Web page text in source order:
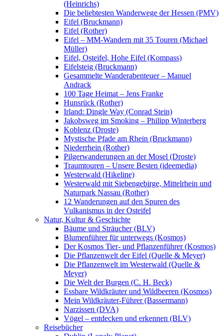
(Heinrichs)
Die beliebtesten Wanderwege der Hessen (PMV)
Eifel (Bruckmann)
Eifel (Rother)
Eifel – MM-Wandern mit 35 Touren (Michael
Müller)
Eifel, Osteifel, Hohe Eifel (Kompass)
Eifelsteig (Bruckmann)
Gesammelte Wanderabenteuer – Manuel
Andrack
100 Tage Heimat – Jens Franke
Hunsrück (Rother)
Irland: Dingle Way (Conrad Stein)
Jakobsweg im Smoking – Philipp Winterberg
Koblenz (Droste)
Mystische Pfade am Rhein (Bruckmann)
Niederrhein (Rother)
Pilgerwanderungen an der Mosel (Droste)
Traumtouren – Unsere Besten (ideemedia)
Westerwald (Hikeline)
Westerwald mit Siebengebirge, Mittelrhein und
Naturpark Nassau (Rother)
12 Wanderungen auf den Spuren des
Vulkanismus in der Osteifel
Natur, Kultur & Geschichte
Bäume und Sträucher (BLV)
Blumenführer für unterwegs (Kosmos)
Der Kosmos Tier- und Pflanzenführer (Kosmos)
Die Pflanzenwelt der Eifel (Quelle & Meyer)
Die Pflanzenwelt im Westerwald (Quelle &
Meyer)
Die Welt der Burgen (C. H. Beck)
Essbare Wildkräuter und Wildbeeren (Kosmos)
Mein Wildkräuter-Führer (Bassermann)
Narzissen (DVA)
Vögel – entdecken und erkennen (BLV)
Reisebücher